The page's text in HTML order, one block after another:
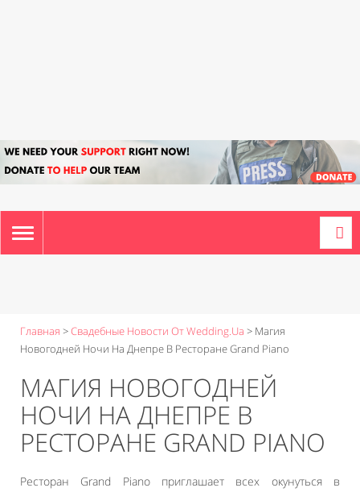
TOGGLE
NAVIGATION
Главная >Свадебные Новости От Wedding.ua > Магия
Новогодней Ночи На Днепре В Ресторане Grand Piano
МАГИЯ НОВОГОДНЕЙ
НОЧИ НА ДНЕПРЕ В
РЕСТОРАНЕ GRAND PIANO
Ресторан Grand Piano приглашает всех окунуться в